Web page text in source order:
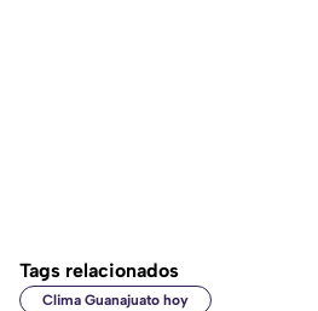
Tags relacionados
Clima Guanajuato hoy